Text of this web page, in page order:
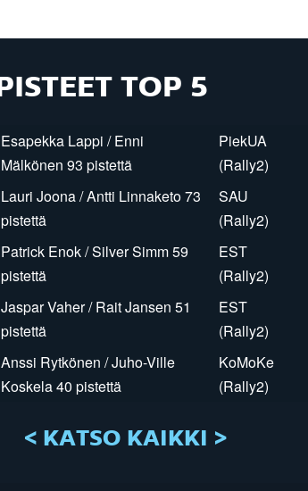
PISTEET TOP 5
Esapekka Lappi / Enni
Mälkönen 93 pistettä
PiekUA
(Rally2)
Lauri Joona / Antti Linnaketo 73
pistettä
SAU
(Rally2)
Patrick Enok / Silver Simm 59
pistettä
EST
(Rally2)
Jaspar Vaher / Rait Jansen 51
pistettä
EST
(Rally2)
Anssi Rytkönen / Juho-Ville
Koskela 40 pistettä
KoMoKe
(Rally2)
< KATSO KAIKKI >